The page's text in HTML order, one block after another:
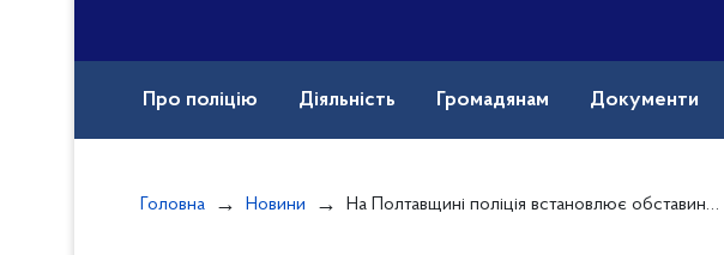
Про поліцію Діяльність Громадянам Документи
Головна Новини На Полтавщині поліція встановлює обставини загибелі юнака внаслідок ураження струмом